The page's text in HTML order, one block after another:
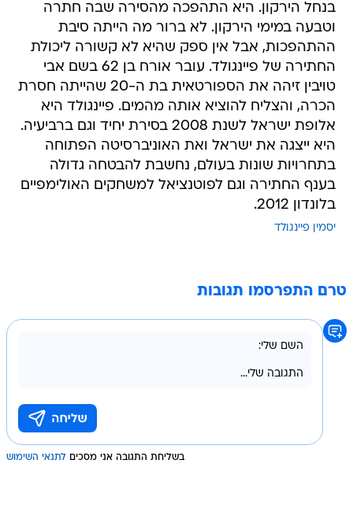
בנחל הירקון. היא התהפכה מהסירה שבה חתרה
וטבעה במימי הירקון. לא ברור מה הייתה סיבת
ההתהפכות, אבל אין ספק שהיא לא קשורה ליכולת
החתירה של פיינגולד. עובר אורח בן 62 בשם אבי
טויבין זיהה את הספורטאית בת ה-20 שהייתה חסרת
הכרה, והצליח להוציא אותה מהמים. פיינגולד היא
אלופת ישראל לשנת 2008 בסירת יחיד וגם ברביעיה.
היא ייצגה את ישראל ואת האוניברסיטה הפתוחה
בתחרויות שונות בעולם, נחשבת להבטחה גדולה
בענף החתירה וגם לפוטנציאל למשחקים האולימפיים
בלונדון 2012.
יסמין פיינגולד
טרם התפרסמו תגובות
בשליחת התגובה אני מסכים לתנאי השימוש